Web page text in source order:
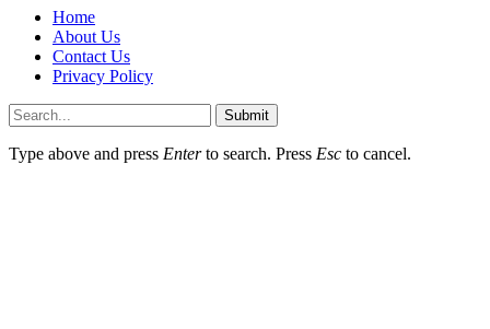
Home
About Us
Contact Us
Privacy Policy
Submit
Type above and press Enterto search. Press Esc to cancel.